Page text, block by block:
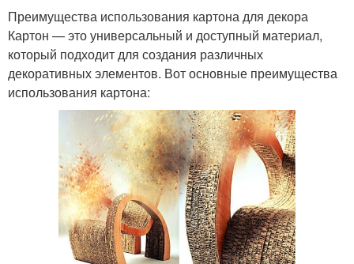
Преимущества использования картона для декора
Картон — это универсальный и доступный материал,
который подходит для создания различных
декоративных элементов. Вот основные преимущества
использования картона: